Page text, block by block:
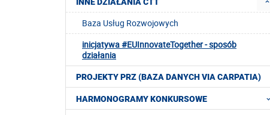
Baza Usług Rozwojowych
inicjatywa #EUInnovateTogether - sposób
działania
PROJEKTY PRZ (BAZA DANYCH VIA CARPATIA)
HARMONOGRAMY KONKURSOWE